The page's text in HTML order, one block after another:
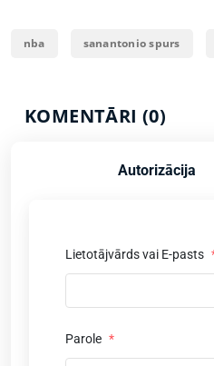
nba sanantonio spurs
KOMENTĀRI (0)
Autorizācija
Lietotājvārds vai E-pasts
Parole *